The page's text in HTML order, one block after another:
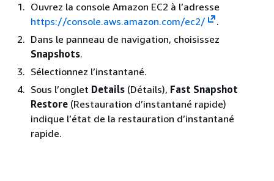
Ouvrez la console Amazon EC2 à l’adresse
https://console.aws.amazon.com/ec2/
.
Dans le panneau de navigation, choisissez
Snapshots.
Sélectionnez l’instantané.
Sous l’onglet Details (Détails), Fast Snapshot
Restore (Restauration d’instantané rapide)
indique l’état de la restauration d’instantané
rapide.